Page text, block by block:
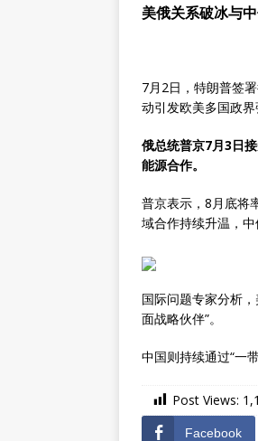
美俄关系破冰与
7月2日，特朗普签
动引发欧美多国政界
俄总统普京7月3日
能源合作。
普京表示，8月底将
域合作持续升温，中
国际问题专家分析
面战略伙伴”。
中国则持续通过“一
Post Views:
Facebook